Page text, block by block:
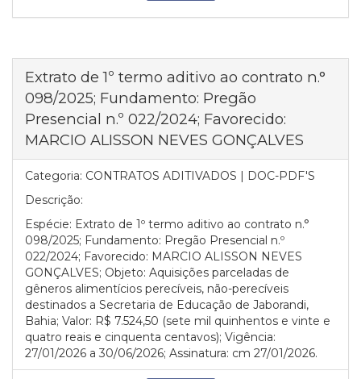
Extrato de 1º termo aditivo ao contrato n.°
098/2025; Fundamento: Pregão
Presencial n.º 022/2024; Favorecido:
MARCIO ALISSON NEVES GONÇALVES
Categoria: CONTRATOS ADITIVADOS | DOC-PDF'S
Descrição:
Espécie: Extrato de 1º termo aditivo ao contrato n.°
098/2025; Fundamento: Pregão Presencial n.º
022/2024; Favorecido: MARCIO ALISSON NEVES
GONÇALVES; Objeto: Aquisições parceladas de
gêneros alimentícios perecíveis, não-perecíveis
destinados a Secretaria de Educação de Jaborandi,
Bahia; Valor: R$ 7.524,50 (sete mil quinhentos e vinte e
quatro reais e cinquenta centavos); Vigência:
27/01/2026 a 30/06/2026; Assinatura: cm 27/01/2026.